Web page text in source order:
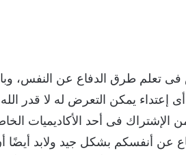
فى تعلم طرق الدفاع عن النفس،
إعتداء يمكن التعرض له لا قدر
الإشتراك فى أحد الأكاديميات
عن أنفسكم بشكل جيد ولابد أيضًا